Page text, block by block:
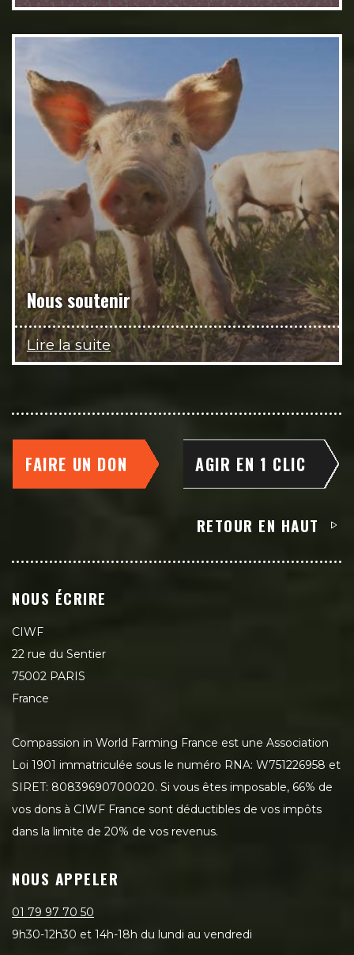
Nous soutenir
Lire la suite
FAIRE UN DON AGIR EN 1 CLIC
RETOUR EN HAUT
NOUS ÉCRIRE
CIWF
22 rue du Sentier
75002 PARIS
France
Compassion in World Farming France est une Association
Loi 1901 immatriculée sous le numéro RNA: W751226958 et
SIRET: 80839690700020. Si vous êtes imposable, 66% de
vos dons à CIWF France sont déductibles de vos impôts
dans la limite de 20% de vos revenus.
NOUS APPELER
01 79 97 70 50
9h30-12h30 et 14h-18h du lundi au vendredi